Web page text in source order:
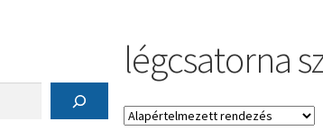
légcsatorna